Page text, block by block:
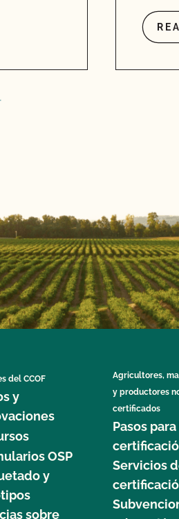
del CCOF
y
OSP
y
sobre
Agricultores,
y productores
certificados
Pasos
Servicios